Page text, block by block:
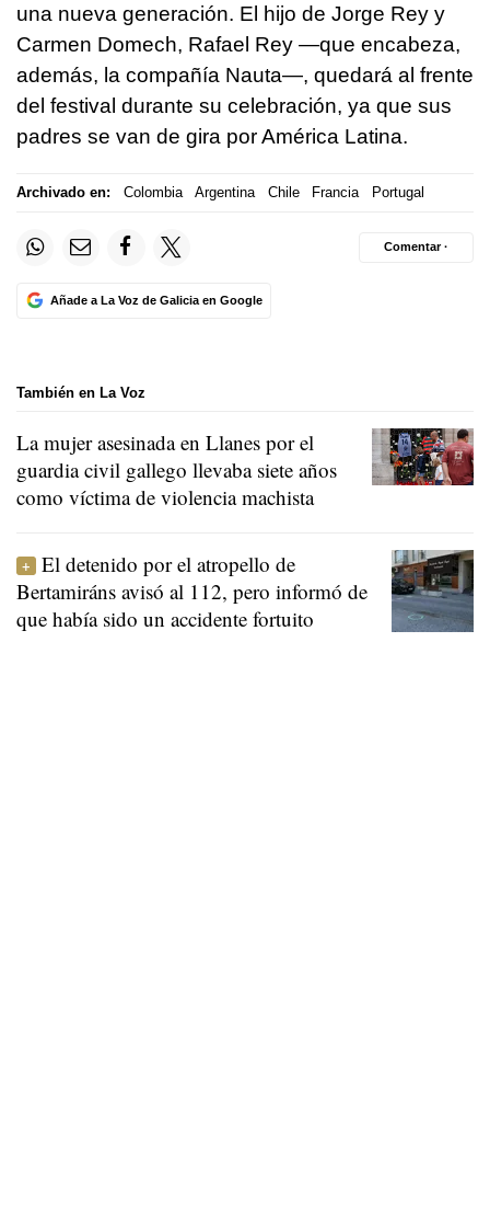
una nueva generación. El hijo de Jorge Rey y
Carmen Domech, Rafael Rey —que encabeza,
además, la compañía Nauta—, quedará al frente
del festival durante su celebración, ya que sus
padres se van de gira por América Latina.
Archivado en: Colombia Argentina Chile Francia Portugal
Añade a La Voz de Galicia en Google
Comentar ·
También en La Voz
La mujer asesinada en Llanes por el
guardia civil gallego llevaba siete años
como víctima de violencia machista
El detenido por el atropello de
Bertamiráns avisó al 112, pero informó de
que había sido un accidente fortuito